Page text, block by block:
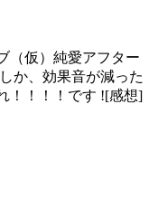
（仮）純愛アフター
か、効果音が減った
！！！！です ![感想]